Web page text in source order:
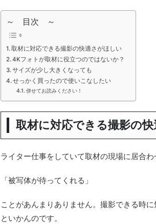
～ 目次 ～
取材に対応できる撮影の快適さがほしい
4Kフォトが取材に役立つのではないか？
サイズが少し大きくなっても
せっかく買ったので使いこなしたい
併せてお読みください！
取材に対応できる撮影の
ライター仕事をしていて取材の現場に居合
「被写体が待ってくれる」
ことがあんまりありません。撮影できる時
といかんのです。